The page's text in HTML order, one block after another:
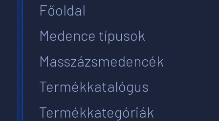
Főoldal
Medence típusok
Masszázsmedencék
Termékkatalógus
Termékkategóriák